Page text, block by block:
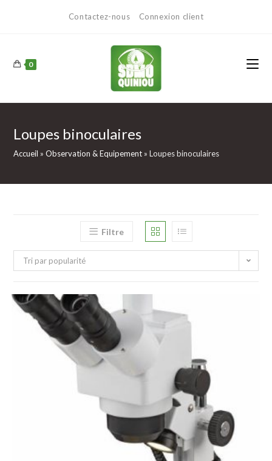
Contactez-nous Connexion client
0
Loupes binoculaires
Accueil »Observation & Equipement »Loupes binoculaires
Filtre
Tri par popularité